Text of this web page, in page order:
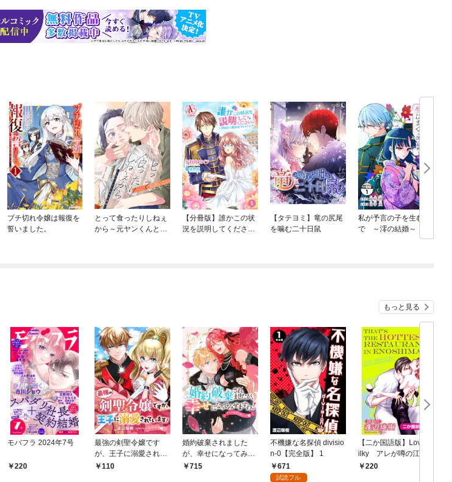
ブチ切れ令嬢は報復を
誓いました。
とって食ったりしねぇ
から～元ヤンくんとの
【分冊版】誰かこの状
況を説明してくださ
【タテヨミ】竜の尻尾
を噛む二十日鼠
私が予言の子を生むま
で ～澪の結婚～ 傷
モノの花嫁 外伝 分
もっと見る
モバフラ 2024年7号
220
最強の剣聖令嬢です
が、王子に溺愛されて
います！ 前編
110
婚約破棄されました
が、幸せになってみせ
ますわ！アンソロジー
715
不機嫌な名探偵 divisio
n-0【完全版】 1
671
試読フル
【二か国語版】Love S
ilky アレが噂の江ノ
島イケメンレストラ
220